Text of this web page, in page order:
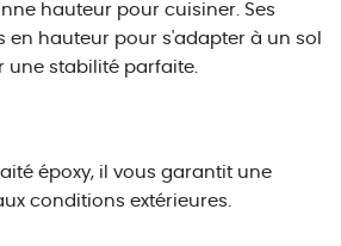
hauteur pour cuisiner. Ses
en hauteur pour s'adapter à un sol
une stabilité parfaite.
époxy, il vous garantit une
conditions extérieures.